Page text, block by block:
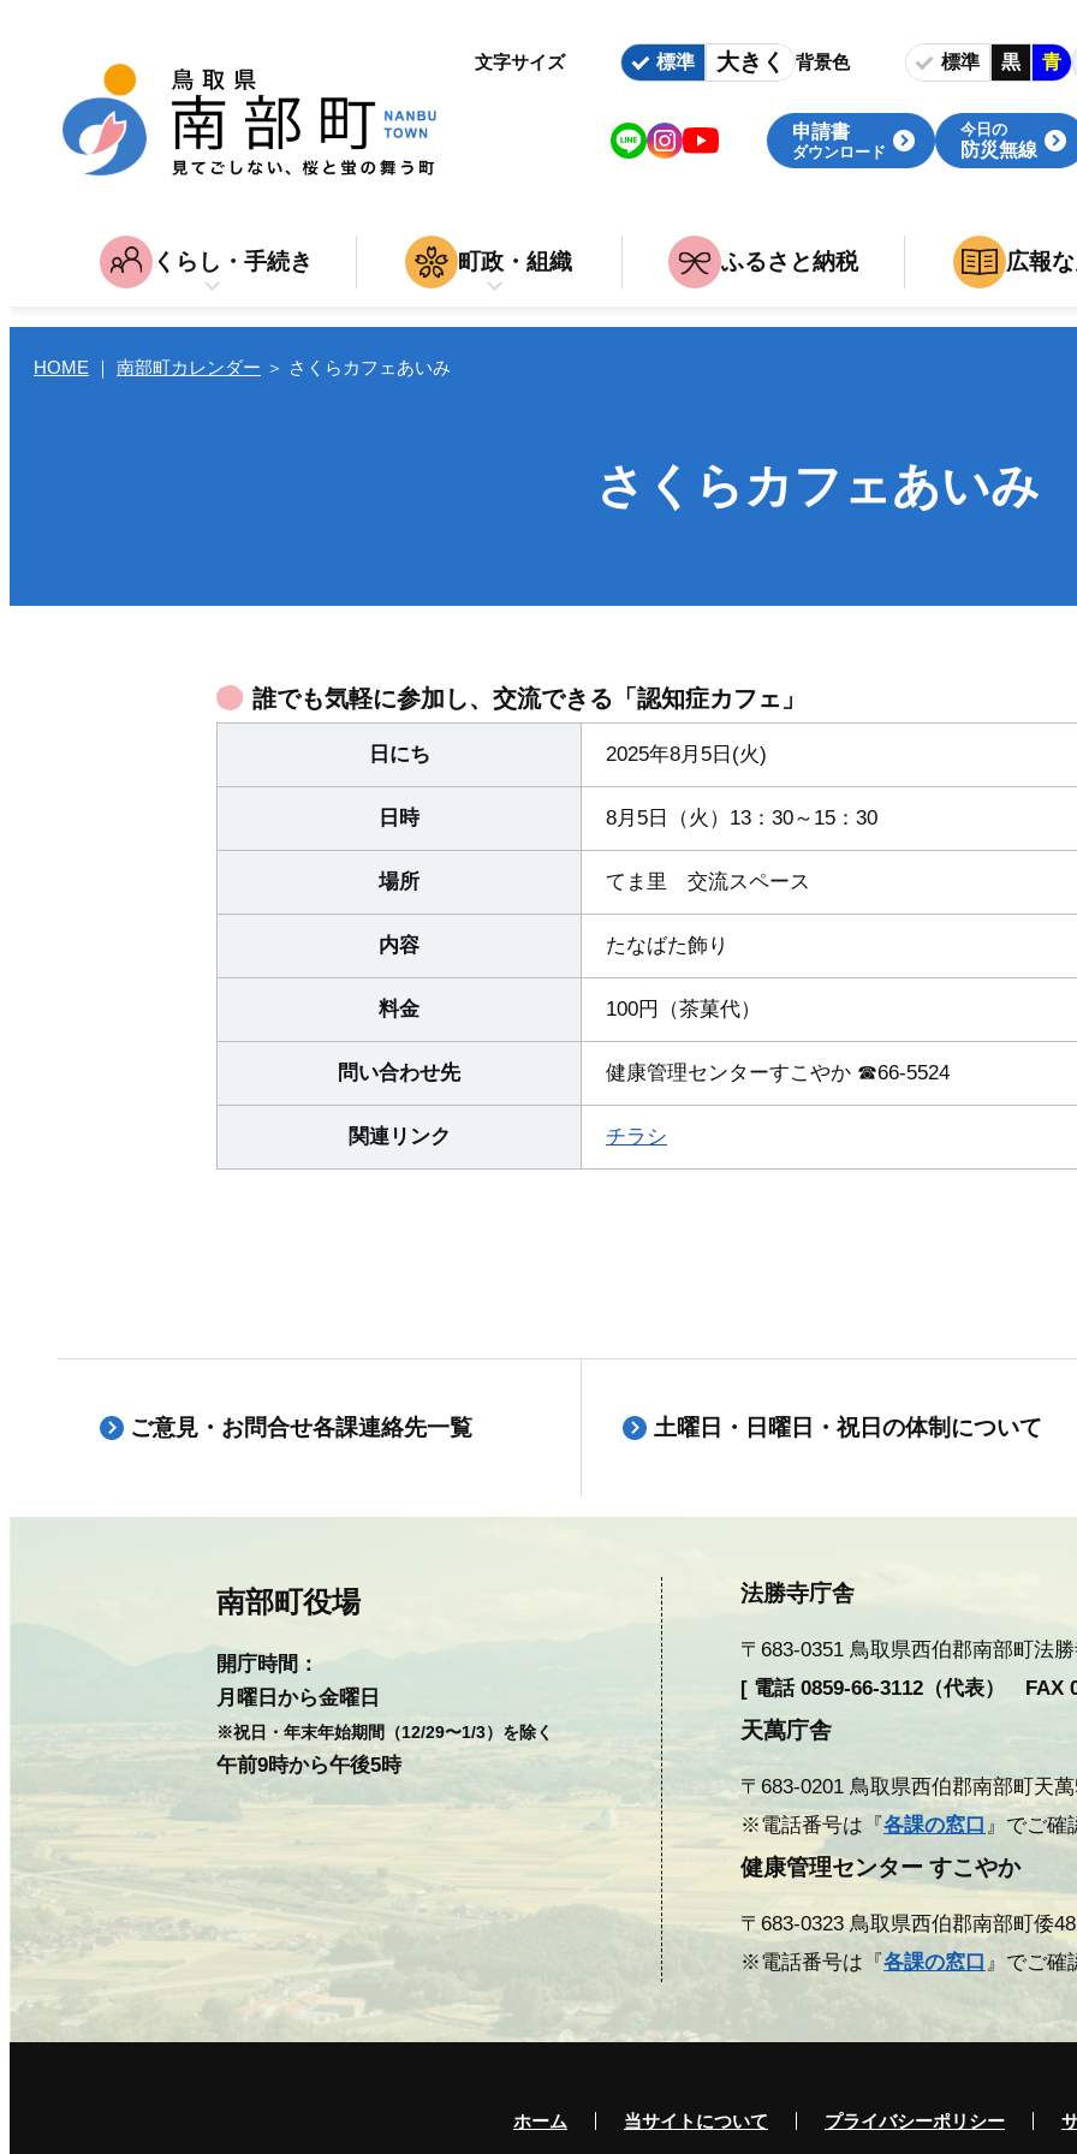
文字サイズ 標準 大きく 背景色 標準 黒 青
申請書
ダウンロード
今日の
防災無線
くらし・手続き
子育て・教育
育児・入園・入学・教育
家族
移住／定住／雇用
くらし・手続きトップ
町政・組織
入札・契約
ふるさと納税 広報
HOME ｜ 南部町カレンダー ＞ さくらカフェあいみ
さくらカフェあいみ
誰でも気軽に参加し、交流できる「認知症カフェ」
日にち 2025年8月5日(火)
日時 8月5日（火）13：30～15：30
場所 てま里 交流スペース
内容 たなばた飾り
料金 100円（茶菓代）
問い合わせ先 健康管理センターすこやか ☎66-5524
関連リンク チラシ
ご意見・お問合せ各課連絡先一覧 土曜日・日曜日・祝日の体制について
南部町役場
開庁時間：
月曜日から金曜日
※祝日・年末年始期間（12/29〜1/3）を除く
午前9時から午後5時
法勝寺庁舎
〒683-0351 鳥取県西伯郡南部町法
[ 電話 0859-66-3112（代表） FAX
天萬庁舎
〒683-0201 鳥取県西伯郡南部町天
※電話番号は『各課の窓口 』でご確
健康管理センター すこやか
〒683-0323 鳥取県西伯郡南部町倭
※電話番号は『各課の窓口 』でご確
ホーム 当サイトについて プライバシーポリシー